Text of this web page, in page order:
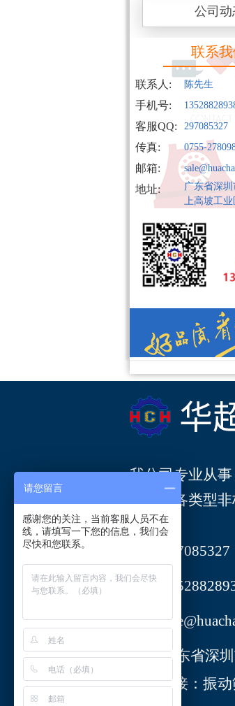
公司动
联系
联系人: 陈先生
手机号:
客服QQ: 297085327
传真: 0755-
邮箱:
地址:
广东省深
上高坡工业
我公司专业从
要承接各类型
297085327
广东省深
友情链接： 振
请您留言
感谢您的关注，当前客服人员不在
线，请填写一下您的信息，我们会
尽快和您联系。